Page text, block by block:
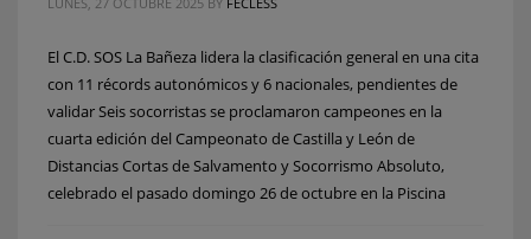
El C.D. SOS La Bañeza lidera la clasificación general en una cita
con 11 récords autonómicos y 6 nacionales, pendientes de
validar Seis socorristas se proclamaron campeones en la
cuarta edición del Campeonato de Castilla y León de
Distancias Cortas de Salvamento y Socorrismo Absoluto,
celebrado el pasado domingo 26 de octubre en la Piscina